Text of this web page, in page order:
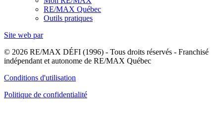
RE/MAX Québec
Outils pratiques
Site web par
© 2026 RE/MAX DÉFI (1996) - Tous droits réservés - Franchisé
indépendant et autonome de RE/MAX Québec
Conditions d'utilisation
Politique de confidentialité